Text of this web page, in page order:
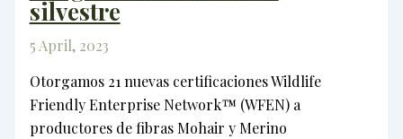
silvestre
5 April, 2023
Otorgamos 21 nuevas certificaciones Wildlife
Friendly Enterprise Network™ (WFEN) a
productores de fibras Mohair y Merino